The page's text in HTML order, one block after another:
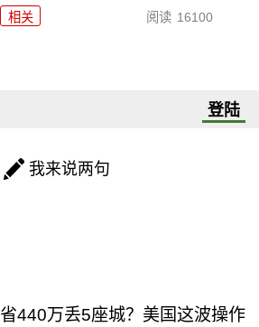
相关 阅读 16100
登陆
我来说两句
省440万丢5座城？美国这波操作